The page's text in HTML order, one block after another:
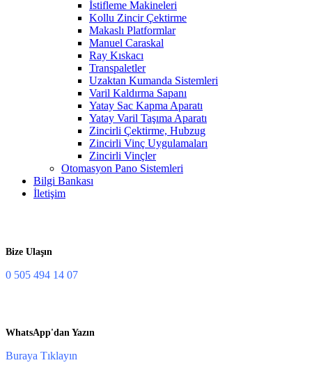
İstifleme Makineleri
Kollu Zincir Çektirme
Makaslı Platformlar
Manuel Caraskal
Ray Kıskacı
Transpaletler
Uzaktan Kumanda Sistemleri
Varil Kaldırma Sapanı
Yatay Sac Kapma Aparatı
Yatay Varil Taşıma Aparatı
Zincirli Çektirme, Hubzug
Zincirli Vinç Uygulamaları
Zincirli Vinçler
Otomasyon Pano Sistemleri
Bilgi Bankası
İletişim
Bize Ulaşın
0 505 494 14 07
WhatsApp'dan Yazın
Buraya Tıklayın